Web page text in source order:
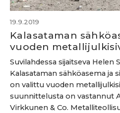
19.9.2019
Kalasataman
vuoden
Suvilahdessa sijaitseva Helen
Kalasataman sähköasema ja
on valittu vuoden
suunnittelusta on vastannut
Virkkunen & Co.